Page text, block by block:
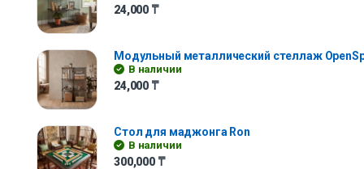
24,000 ₸
Модульный металлический стеллаж
В наличии
24,000 ₸
Стол для маджонга Ron
В наличии
300,000 ₸